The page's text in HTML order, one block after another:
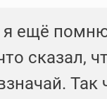
я ещё
сказал,